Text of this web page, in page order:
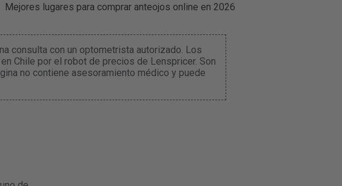
Mejores lugares para comprar anteojos online en 2026
consulta con un optometrista autorizado. Los
Chile por el robot de precios de Lenspricer. Son
no contiene asesoramiento médico y puede